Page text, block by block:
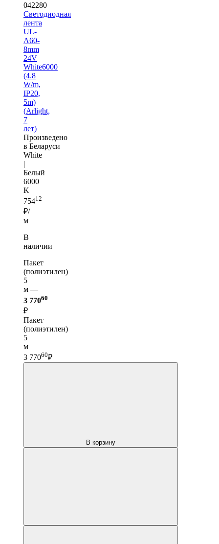
042280
Светодиодная
лента
UL-
A60-
8mm
24V
White6000
(4.8
W/m,
IP20,
5m)
(Arlight,
7
лет)
Произведено
в Беларуси
White
|
Белый
6000
K
75412
₽/
м
В
наличии
Пакет
(полиэтилен)
5
м —
3 77060
₽
Пакет
(полиэтилен)
5
м
3 77060₽
В корзину